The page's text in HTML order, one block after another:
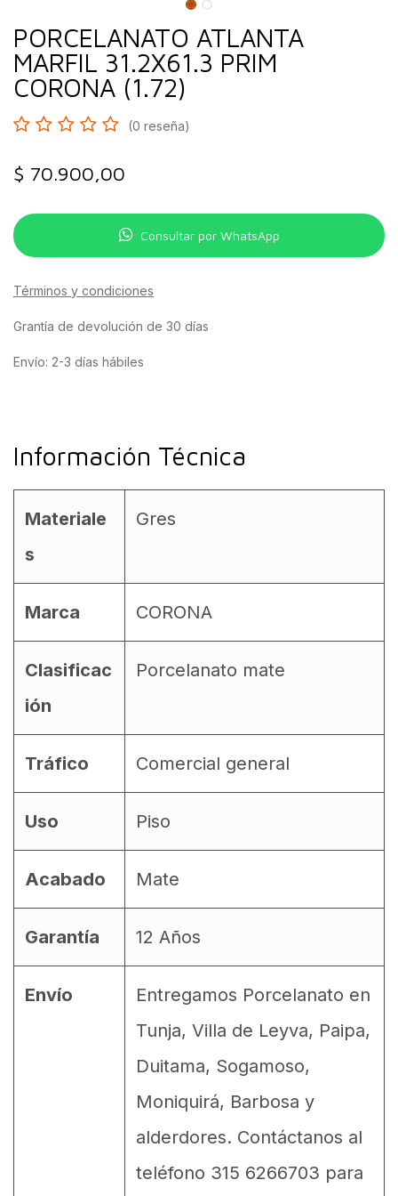
PORCELANATO ATLANTA
MARFIL 31.2X61.3 PRIM
CORONA (1.72)
(0 reseña)
$ 70.900,00
Consultar por WhatsApp
Términos y condiciones
Grantía de devolución de 30 días
Envío: 2-3 días hábiles
Información Técnica
Materiale
s
Gres
Marca CORONA
Clasificac
ión
Porcelanato mate
Tráfico Comercial general
Uso Piso
Acabado Mate
Garantía 12 Años
Envío
Entregamos Porcelanato en
Tunja, Villa de Leyva, Paipa,
Duitama, Sogamoso,
Moniquirá, Barbosa y
alderdores. Contáctanos al
teléfono 315 6266703 para